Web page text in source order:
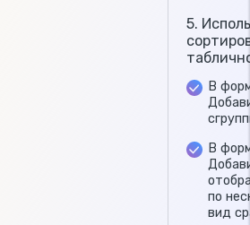
5.
В
В
по
вид